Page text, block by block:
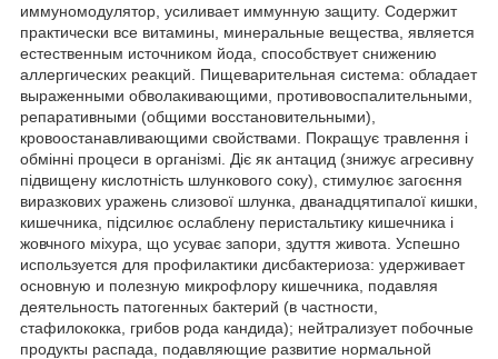
иммуномодулятор, усиливает иммунную защиту. Содержит
практически все витамины, минеральные вещества, является
естественным источником йода, способствует снижению
аллергических реакций. Пищеварительная система: обладает
выраженными обволакивающими, противовоспалительными,
репаративными (общими восстановительными),
кровоостанавливающими свойствами. Покращує травлення і
обмінні процеси в організмі. Діє як антацид (знижує агресивну
підвищену кислотність шлункового соку), стимулює загоєння
виразкових уражень слизової шлунка, дванадцятипалої кишки,
кишечника, підсилює ослаблену перистальтику кишечника і
жовчного міхура, що усуває запори, здуття живота. Успешно
используется для профилактики дисбактериоза: удерживает
основную и полезную микрофлору кишечника, подавляя
деятельность патогенных бактерий (в частности,
стафилококка, грибов рода кандида); нейтрализует побочные
продукты распада, подавляющие развитие нормальной